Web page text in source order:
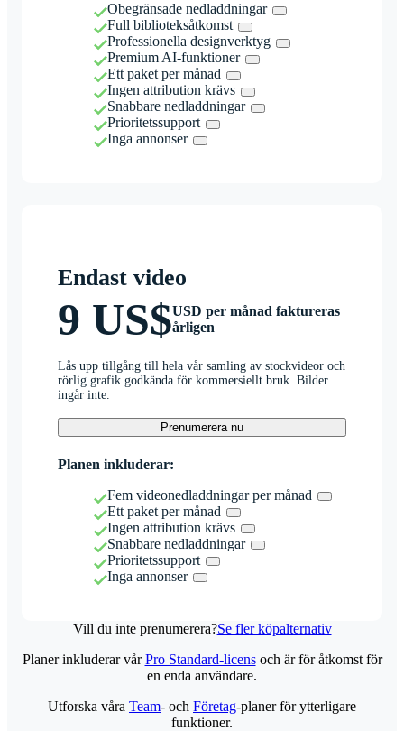
Obegränsade nedladdningar
Full biblioteksåtkomst
Professionella designverktyg
Premium AI-funktioner
Ett paket per månad
Ingen attribution krävs
Snabbare nedladdningar
Prioritetssupport
Inga annonser
Endast video
9 US$USD per månad faktureras
årligen
Lås upp tillgång till hela vår samling av stockvideor och
rörlig grafik godkända för kommersiellt bruk. Bilder
ingår inte.
Prenumerera nu
Planen inkluderar:
Fem videonedladdningar per månad
Ett paket per månad
Ingen attribution krävs
Snabbare nedladdningar
Prioritetssupport
Inga annonser
Vill du inte prenumerera?Se fler köpalternativ
Planer inkluderar vårPro Standard-licensoch är för åtkomst för
en enda användare.
Utforska våra Team- och Företag-planer för ytterligare
funktioner.